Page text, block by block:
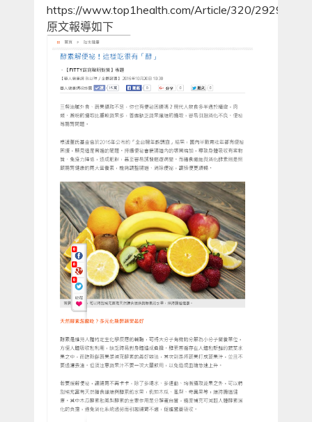
https://www.top1health.com/Article/320/29291
原文報導如下